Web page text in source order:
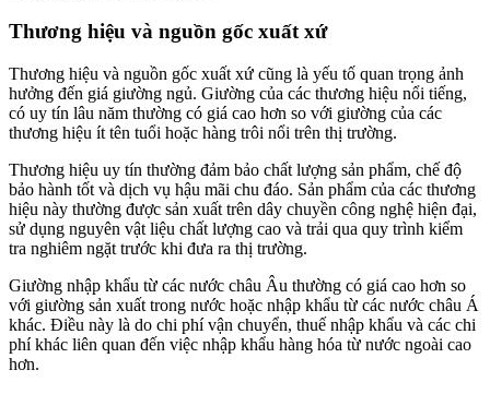
Thương hiệu và nguồn gốc xuất xứ
Thương hiệu và nguồn gốc xuất xứ cũng là yếu tố quan trọng ảnh
hưởng đến giá giường ngủ. Giường của các thương hiệu nổi tiếng,
có uy tín lâu năm thường có giá cao hơn so với giường của các
thương hiệu ít tên tuổi hoặc hàng trôi nổi trên thị trường.
Thương hiệu uy tín thường đảm bảo chất lượng sản phẩm, chế độ
bảo hành tốt và dịch vụ hậu mãi chu đáo. Sản phẩm của các thương
hiệu này thường được sản xuất trên dây chuyền công nghệ hiện đại,
sử dụng nguyên vật liệu chất lượng cao và trải qua quy trình kiểm
tra nghiêm ngặt trước khi đưa ra thị trường.
Giường nhập khẩu từ các nước châu Âu thường có giá cao hơn so
với giường sản xuất trong nước hoặc nhập khẩu từ các nước châu Á
khác. Điều này là do chi phí vận chuyển, thuế nhập khẩu và các chi
phí khác liên quan đến việc nhập khẩu hàng hóa từ nước ngoài cao
hơn.